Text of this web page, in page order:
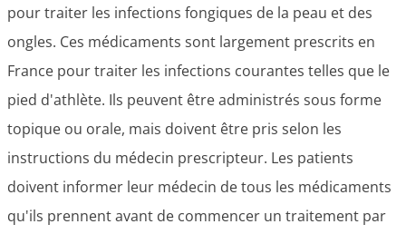
pour traiter les infections fongiques de la peau et des
ongles. Ces médicaments sont largement prescrits en
France pour traiter les infections courantes telles que le
pied d'athlète. Ils peuvent être administrés sous forme
topique ou orale, mais doivent être pris selon les
instructions du médecin prescripteur. Les patients
doivent informer leur médecin de tous les médicaments
qu'ils prennent avant de commencer un traitement par